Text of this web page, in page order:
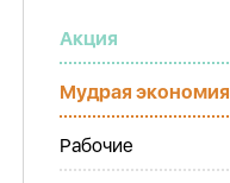
Акция
Мудрая экономия
Рабочие